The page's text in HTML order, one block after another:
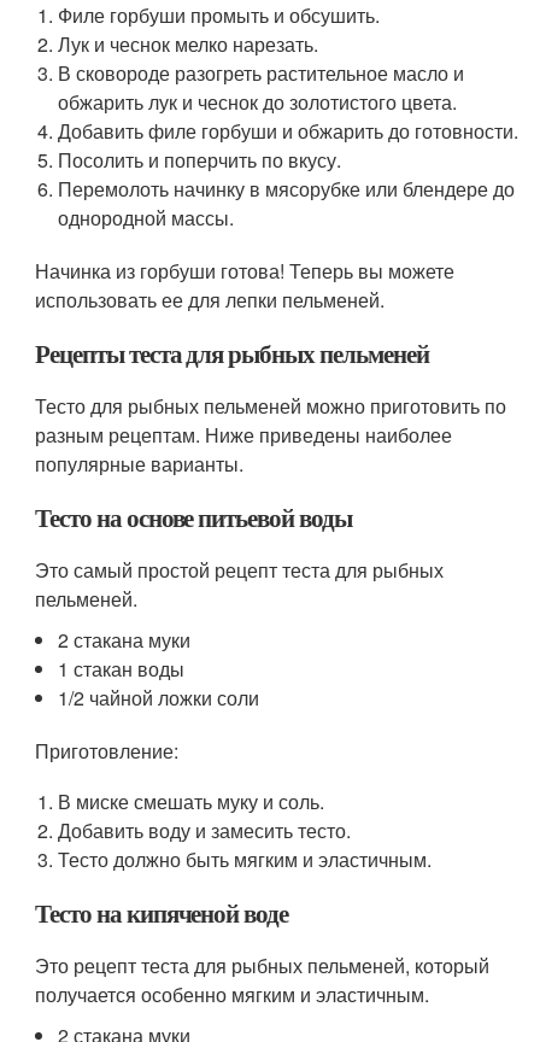
Филе горбуши промыть и обсушить.
Лук и чеснок мелко нарезать.
В сковороде разогреть растительное масло и
обжарить лук и чеснок до золотистого цвета.
Добавить филе горбуши и обжарить до готовности.
Посолить и поперчить по вкусу.
Перемолоть начинку в мясорубке или блендере до
однородной массы.
Начинка из горбуши готова! Теперь вы можете
использовать ее для лепки пельменей.
Рецепты теста для рыбных пельменей
Тесто для рыбных пельменей можно приготовить по
разным рецептам. Ниже приведены наиболее
популярные варианты.
Тесто на основе питьевой воды
Это самый простой рецепт теста для рыбных
пельменей.
2 стакана муки
1 стакан воды
1/2 чайной ложки соли
Приготовление:
В миске смешать муку и соль.
Добавить воду и замесить тесто.
Тесто должно быть мягким и эластичным.
Тесто на кипяченой воде
Это рецепт теста для рыбных пельменей, который
получается особенно мягким и эластичным.
2 стакана муки